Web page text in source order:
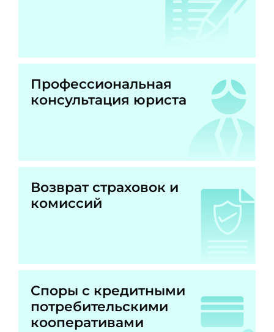
Профессиональная
консультация юриста
Возврат страховок и
комиссий
Споры с кредитными
потребительскими
кооперативами